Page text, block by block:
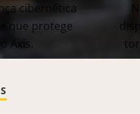
cibernética
que protege
Axis.